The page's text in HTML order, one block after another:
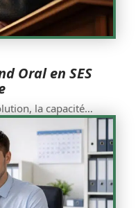
Oral en SES
la capacité…